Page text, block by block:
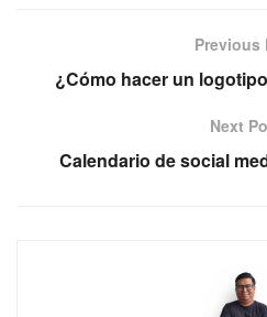
Previous
¿Cómo hacer un
Next
Calendario de social